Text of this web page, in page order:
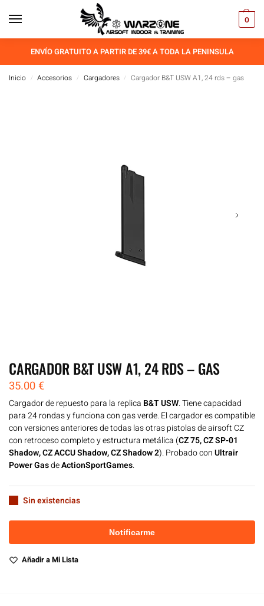
0
ENVÍO GRATUITO A PARTIR DE 39€ A TODA LA PENINSULA
Inicio / Accesorios / Cargadores / Cargador B&T USW A1, 24 rds – gas
CARGADOR B&T USW A1, 24 RDS – GAS
35.00€
Cargador de repuesto para la replica B&T USW. Tiene capacidad
para 24 rondas y funciona con gas verde. El cargador es compatible
con versiones anteriores de todas las otras pistolas de airsoft CZ
con retroceso completo y estructura metálica (CZ 75, CZ SP-01
Shadow, CZ ACCU Shadow, CZ Shadow 2). Probado conUltrair
Power GasdeActionSportGames.
Sin existencias
Añadir a Mi Lista